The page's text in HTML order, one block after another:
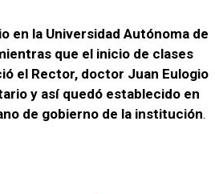
en la Universidad Autónoma de
que el inicio de clases
el Rector, doctor Juan Eulogio
y así quedó establecido en
de gobierno de la institución.